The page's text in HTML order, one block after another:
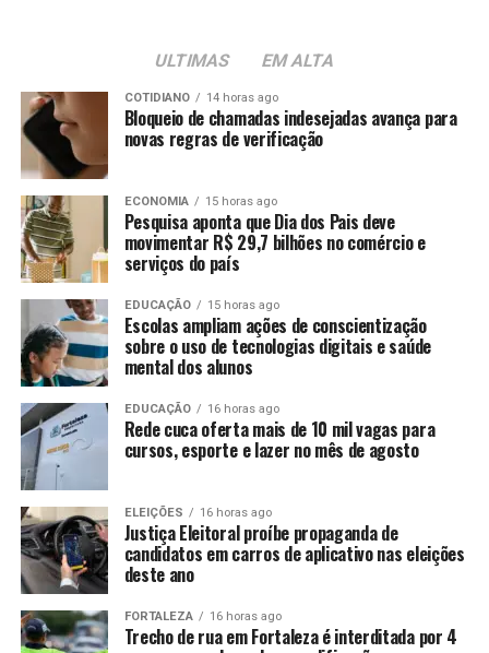
ULTIMAS EM ALTA
COTIDIANO 14 horas ago
Bloqueio de chamadas indesejadas avança para
novas regras de verificação
ECONOMIA 15 horas ago
Pesquisa aponta que Dia dos Pais deve
movimentar R$ 29,7 bilhões no comércio e
serviços do país
EDUCAÇÃO 15 horas ago
Escolas ampliam ações de conscientização
sobre o uso de tecnologias digitais e saúde
mental dos alunos
EDUCAÇÃO 16 horas ago
Rede cuca oferta mais de 10 mil vagas para
cursos, esporte e lazer no mês de agosto
ELEIÇÕES 16 horas ago
Justiça Eleitoral proíbe propaganda de
candidatos em carros de aplicativo nas eleições
deste ano
FORTALEZA 16 horas ago
Trecho de rua em Fortaleza é interditada por 4